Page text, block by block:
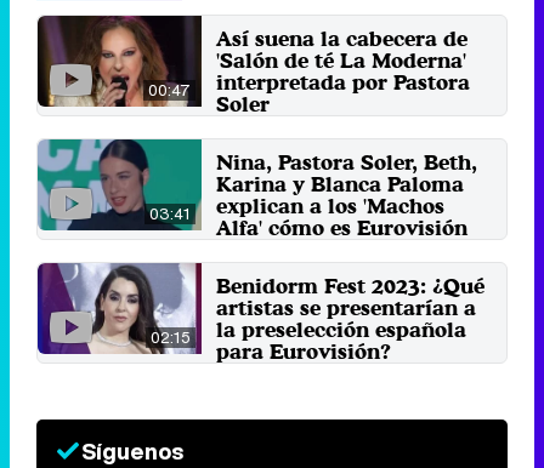
00:47
Así suena la cabecera de
'Salón de té La Moderna'
interpretada por Pastora
Soler
03:41
Nina, Pastora Soler, Beth,
Karina y Blanca Paloma
explican a los 'Machos
Alfa' cómo es Eurovisión
para Netflix
13 de mayo 2023
02:15
Benidorm Fest 2023: ¿Qué
artistas se presentarían a
la preselección española
para Eurovisión?
Síguenos